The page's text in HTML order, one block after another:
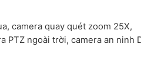
camera quay quét zoom 25X,
PTZ ngoài trời, camera an ninh